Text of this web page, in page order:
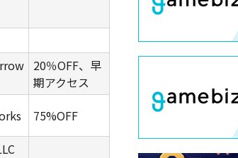
20％OFF、早
期アクセス
75%OFF